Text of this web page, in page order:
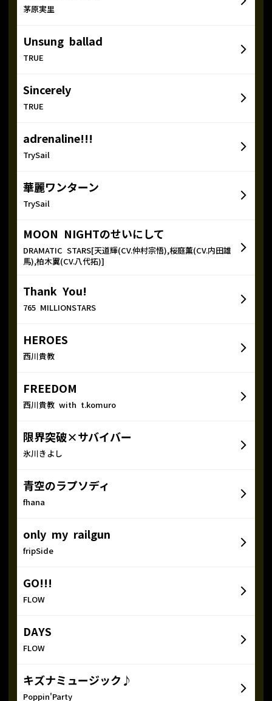
茅原実里
Unsung ballad
TRUE
Sincerely
TRUE
adrenaline!!!
TrySail
華麗ワンターン
TrySail
MOON NIGHTのせいにして
DRAMATIC STARS[天道輝(CV.仲村宗悟),桜庭薫(CV.内田雄
馬),柏木翼(CV.八代拓)]
Thank You!
765 MILLIONSTARS
HEROES
西川貴教
FREEDOM
西川貴教 with t.komuro
限界突破×サバイバー
氷川きよし
青空のラプソディ
fhana
only my railgun
fripSide
GO!!!
FLOW
DAYS
FLOW
キズナミュージック♪
Poppin'Party